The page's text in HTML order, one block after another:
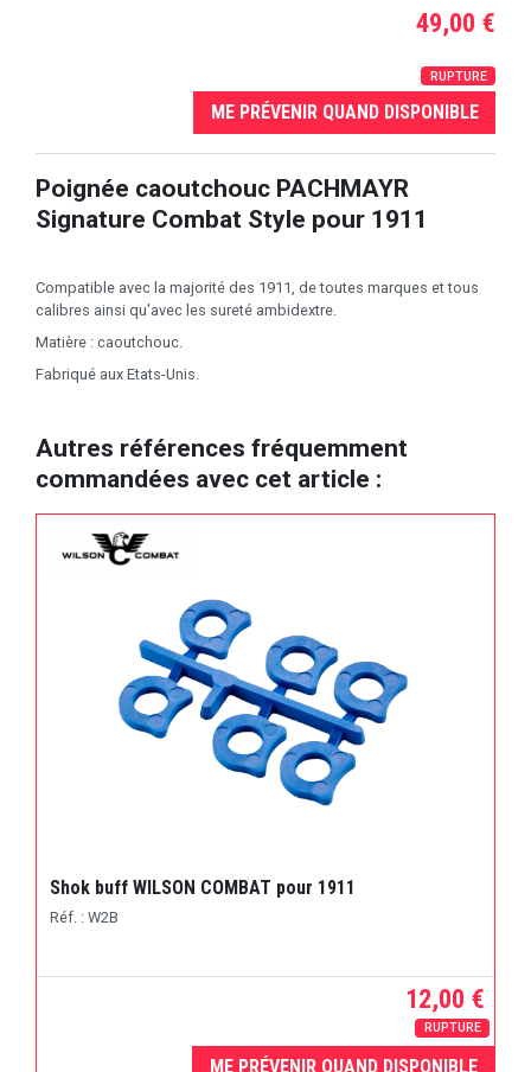
49,00 €
RUPTURE
ME PRÉVENIR QUAND DISPONIBLE
Poignée caoutchouc PACHMAYR
Signature Combat Style pour 1911
Compatible avec la majorité des 1911, de toutes marques et tous
calibres ainsi qu'avec les sureté ambidextre.
Matière : caoutchouc.
Fabriqué aux Etats-Unis.
Autres références fréquemment
commandées avec cet article :
Shok buff WILSON COMBAT pour 1911
Réf. : W2B
12,00 €
RUPTURE
ME PRÉVENIR QUAND DISPONIBLE